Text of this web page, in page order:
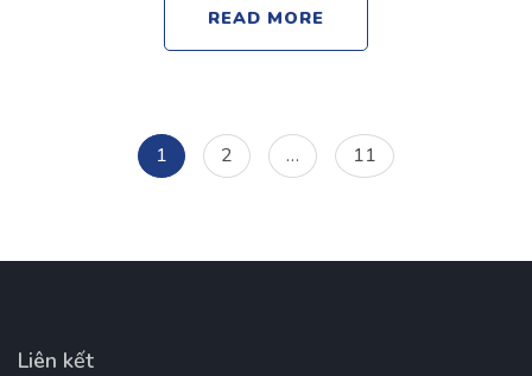
READ MORE
Page
1 Page
2 … Page
11
Liên kết